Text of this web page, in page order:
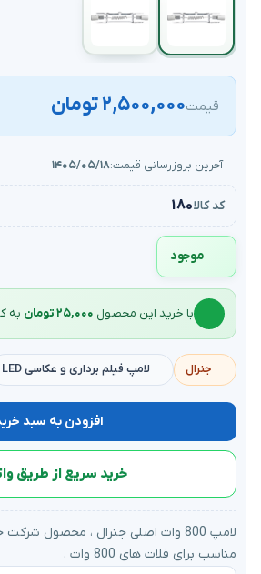
قیمت۲,۵۰۰,۰۰۰ تومان
آخرین بروزرسانی قیمت:۱۴۰۵/۰۵/۱۸
کد کالا۱۸۰
موجود
با خرید این محصول ۲۵,۰۰۰ تومان به
جنرال لامپ فیلم برداری و عکاسی LED
افزودن به سبد
خرید سریع از طریق
لامپ 800 وات اصلی جنرال ، محصول
مناسب برای فلات های 800 وات .